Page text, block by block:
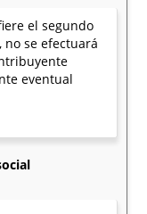
el segundo
se efectuará
eventual